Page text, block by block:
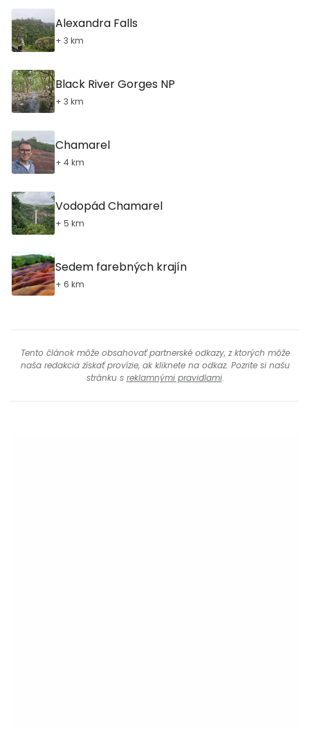
Alexandra Falls
+ 3 km
Black River Gorges NP
+ 3 km
Chamarel
+ 4 km
Vodopád Chamarel
+ 5 km
Sedem farebných krajín
+ 6 km
Tento článok môže obsahovať partnerské odkazy, z ktorých môže
naša redakcia získať provízie, ak kliknete na odkaz. Pozrite si našu
stránku s reklamnými pravidlami.